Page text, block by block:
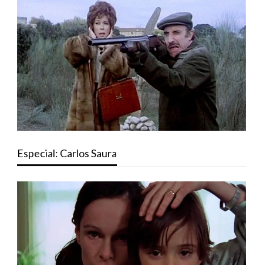
Especial: Carlos Saura